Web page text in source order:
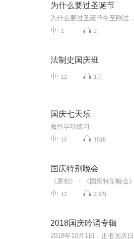
为什么要过圣诞节
1 2
法制史国庆班
12 1万
国庆七天乐
魔性早功练习
10 1518
国庆特别晚会
12 2.9万
2018国庆吟诵专辑